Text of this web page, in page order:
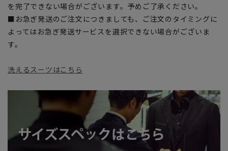
を完了できない場合がございます。予めご了承ください。
■お急ぎ発送のご注文につきましても、ご注文のタイミングに
よってはお急ぎ発送サービスを選択できない場合がございま
す。
洗えるスーツはこちら